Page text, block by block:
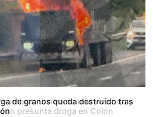
de granos queda destruido tras
Next